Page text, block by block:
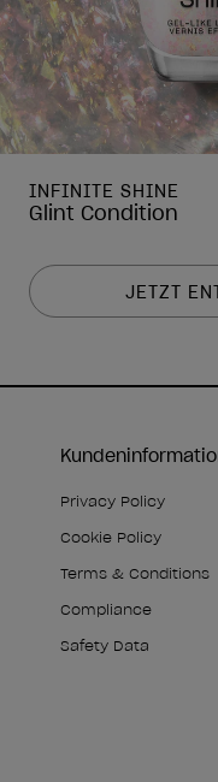
INFINITE SHINE
Glint Condition
JETZT
Privacy Policy
Cookie Policy
Terms & Conditions
Compliance
Safety Data